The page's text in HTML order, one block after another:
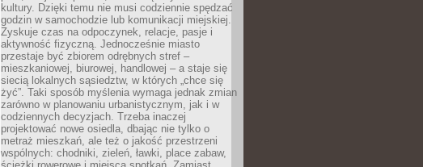
kultury. Dzięki temu nie musi codziennie spędzać
godzin w samochodzie lub komunikacji miejskiej.
Zyskuje czas na odpoczynek, relacje, pasje i
aktywność fizyczną. Jednocześnie miasto
przestaje być zbiorem odrębnych stref –
mieszkaniowej, biurowej, handlowej – a staje się
siecią lokalnych sąsiedztw, w których „chce się
żyć”. Taki sposób myślenia wymaga jednak zmian
zarówno w planowaniu urbanistycznym, jak i w
codziennych decyzjach. Trzeba inaczej
projektować nowe osiedla, dbając nie tylko o
metraż mieszkań, ale też o jakość przestrzeni
wspólnych: chodniki, zieleń, ławki, place zabaw,